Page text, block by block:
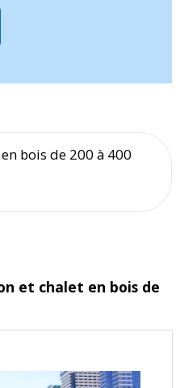
bois de 200 à 400
et chalet en bois de